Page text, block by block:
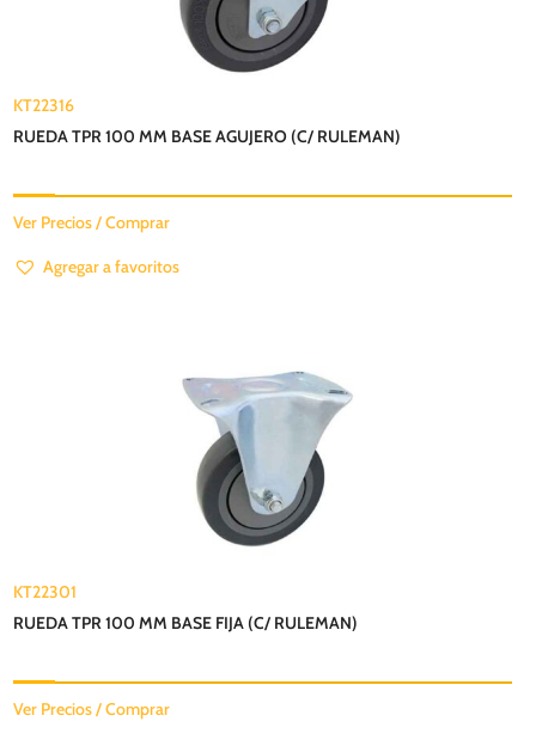
KT22316
RUEDA TPR 100 MM BASE AGUJERO (C/ RULEMAN)
Ver Precios / Comprar
Agregar a favoritos
KT22301
RUEDA TPR 100 MM BASE FIJA (C/ RULEMAN)
Ver Precios / Comprar